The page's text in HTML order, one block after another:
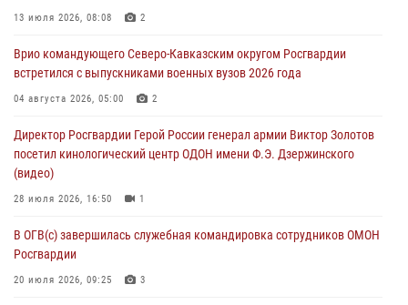
В ЛНР росгвардейцы провели тренировку по единоборствам для
08 августа 2026, 13:00 1
Сотрудники Росгвардии присоединились к утренней разминке у
08 августа 2026, 09:29
13 июля 2026, 08:08 2
Врио командующего Северо-Кавказским округом Росгвардии
встретился с выпускниками военных вузов 2026 года
04 августа 2026, 05:00 2
Директор Росгвардии Герой России генерал армии Виктор Золотов
посетил кинологический центр ОДОН имени Ф.Э. Дзержинского
(видео)
28 июля 2026, 16:50 1
В ОГВ(с) завершилась служебная командировка сотрудников ОМОН
Росгвардии
20 июля 2026, 09:25 3